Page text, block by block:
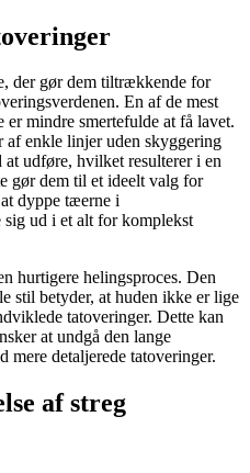
der gør dem tiltrækkende for
En af de mest
mindre smertefulde at få lavet.
af enkle linjer uden skyggering
udføre, hvilket resulterer i en
gør dem til et ideelt valg for
dyppe tæerne i
sig ud i et alt for komplekst
hurtigere helingsproces. Den
stil betyder, at huden ikke er lige
tatoveringer. Dette kan
at undgå den lange
mere detaljerede tatoveringer.
af streg